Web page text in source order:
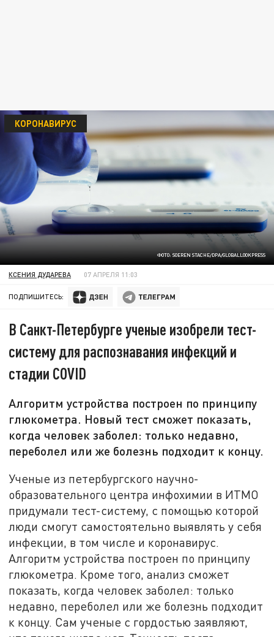
ФОТО: SOEREN STACHE/DPA/GLOBALLOOKPRESS
КОРОНАВИРУС
КСЕНИЯ ДУДАРЕВА 07 АПРЕЛЯ 11:03
ПОДПИШИТЕСЬ:
В Санкт-Петербурге ученые изобрели тест-
систему для распознавания инфекций и
стадии COVID
Алгоритм устройства построен по принципу
глюкометра. Новый тест сможет показать,
когда человек заболел: только недавно,
переболел или же болезнь подходит к концу.
Ученые из петербургского научно-
образовательного центра инфохимии в ИТМО
придумали тест-систему, с помощью которой
люди смогут самостоятельно выявлять у себя
инфекции, в том числе и коронавирус.
Алгоритм устройства построен по принципу
глюкометра. Кроме того, анализ сможет
показать, когда человек заболел: только
недавно, переболел или же болезнь подходит
к концу. Сам ученые с гордостью заявляют,